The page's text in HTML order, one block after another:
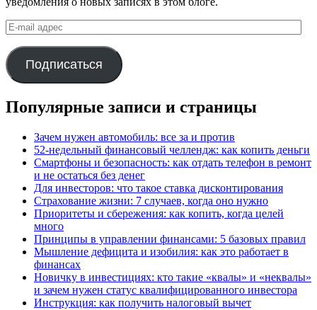
E-
mail
адрес
Подписаться
Популярные записи и страницы
Зачем нужен автомобиль: все за и против
52-недельный финансовый челлендж: как копить деньги
Смартфоны и безопасность: как отдать телефон в ремонт
и не остаться без денег
Для инвесторов: что такое ставка дисконтирования
Страхование жизни: 7 случаев, когда оно нужно
Приоритеты и сбережения: как копить, когда целей
много
Принципы в управлении финансами: 5 базовых правил
Мышление дефицита и изобилия: как это работает в
финансах
Новичку в инвестициях: кто такие «квалы» и «неквалы»
и зачем нужен статус квалифицированного инвестора
Инструкция: как получить налоговый вычет